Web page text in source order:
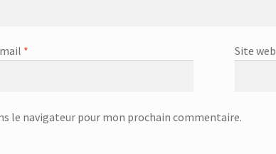
* Site web
le navigateur pour mon prochain commentaire.